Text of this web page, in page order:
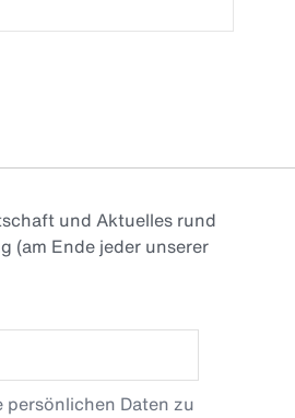
und Aktuelles rund
(am Ende jeder unserer
persönlichen Daten zu